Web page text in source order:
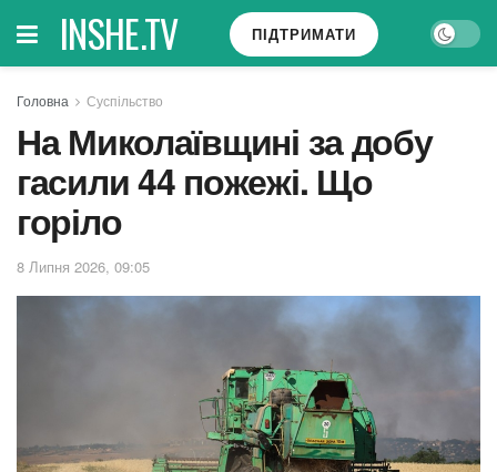
INSHE.TV ПІДТРИМАТИ
Головна Суспільство
На Миколаївщині за добу
гасили 44 пожежі. Що
горіло
8 Липня 2026, 09:05